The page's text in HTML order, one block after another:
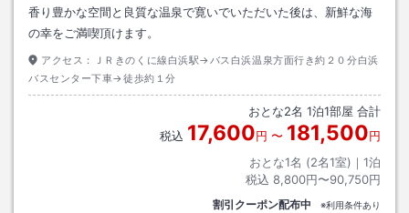
香り豊かな空間と良質な温泉で寛いでいただいた後は、新鮮な海
の幸をご満喫頂けます。
アクセス：
ＪＲきのくに線白浜駅→バス白浜温泉方面行き約２０分白浜
バスセンター下車→徒歩約１分
おとな2名 1泊1部屋 合計
税込 17,600円 〜 181,500円
おとな1名 (2名1室)｜ 1泊
税込 8,800円〜90,750円
割引クーポン配布中 ※利用条件あり